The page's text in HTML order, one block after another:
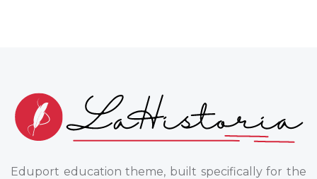
Eduport education theme, built specifically for the